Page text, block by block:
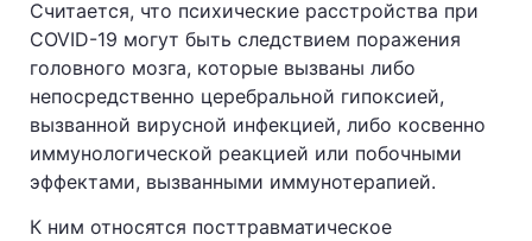
Считается, что психические расстройства при
COVID-19 могут быть следствием поражения
головного мозга, которые вызваны либо
непосредственно церебральной гипоксией,
вызванной вирусной инфекцией, либо косвенно
иммунологической реакцией или побочными
эффектами, вызванными иммунотерапией.
К ним относятся посттравматическое